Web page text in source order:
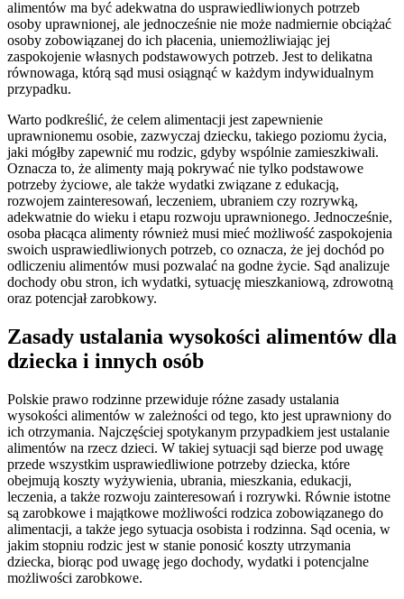
alimentów ma być adekwatna do usprawiedliwionych potrzeb
osoby uprawnionej, ale jednocześnie nie może nadmiernie obciążać
osoby zobowiązanej do ich płacenia, uniemożliwiając jej
zaspokojenie własnych podstawowych potrzeb. Jest to delikatna
równowaga, którą sąd musi osiągnąć w każdym indywidualnym
przypadku.
Warto podkreślić, że celem alimentacji jest zapewnienie
uprawnionemu osobie, zazwyczaj dziecku, takiego poziomu życia,
jaki mógłby zapewnić mu rodzic, gdyby wspólnie zamieszkiwali.
Oznacza to, że alimenty mają pokrywać nie tylko podstawowe
potrzeby życiowe, ale także wydatki związane z edukacją,
rozwojem zainteresowań, leczeniem, ubraniem czy rozrywką,
adekwatnie do wieku i etapu rozwoju uprawnionego. Jednocześnie,
osoba płacąca alimenty również musi mieć możliwość zaspokojenia
swoich usprawiedliwionych potrzeb, co oznacza, że jej dochód po
odliczeniu alimentów musi pozwalać na godne życie. Sąd analizuje
dochody obu stron, ich wydatki, sytuację mieszkaniową, zdrowotną
oraz potencjał zarobkowy.
Zasady ustalania wysokości alimentów dla
dziecka i innych osób
Polskie prawo rodzinne przewiduje różne zasady ustalania
wysokości alimentów w zależności od tego, kto jest uprawniony do
ich otrzymania. Najczęściej spotykanym przypadkiem jest ustalanie
alimentów na rzecz dzieci. W takiej sytuacji sąd bierze pod uwagę
przede wszystkim usprawiedliwione potrzeby dziecka, które
obejmują koszty wyżywienia, ubrania, mieszkania, edukacji,
leczenia, a także rozwoju zainteresowań i rozrywki. Równie istotne
są zarobkowe i majątkowe możliwości rodzica zobowiązanego do
alimentacji, a także jego sytuacja osobista i rodzinna. Sąd ocenia, w
jakim stopniu rodzic jest w stanie ponosić koszty utrzymania
dziecka, biorąc pod uwagę jego dochody, wydatki i potencjalne
możliwości zarobkowe.